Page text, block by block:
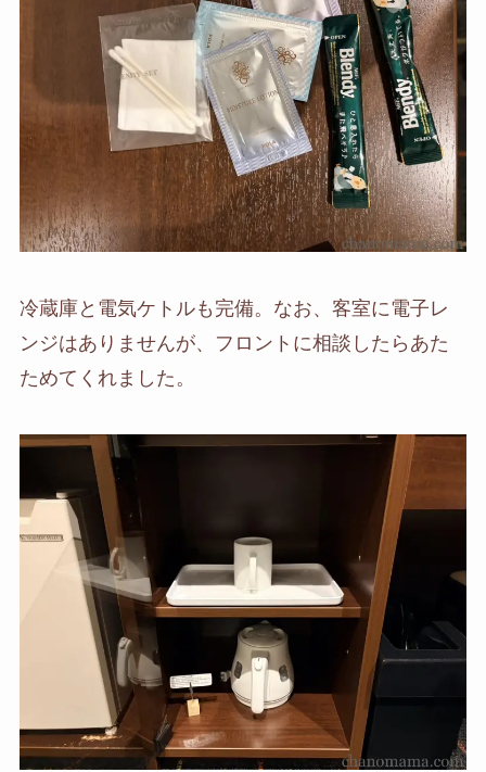
冷蔵庫と電気ケトルも完備。なお、客室に電子レ
ンジはありませんが、フロントに相談したらあた
ためてくれました。